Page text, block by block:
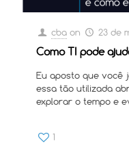
cba on 23 de
Como TI pode
Eu aposto que você
essa tão utilizada
explorar o tempo e
1